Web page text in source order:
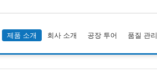
제품 소개 회사 소개 공장 투어 품질 관리